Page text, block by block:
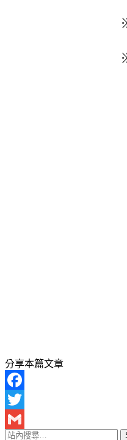
分享本篇文章
Facebook
Twitter